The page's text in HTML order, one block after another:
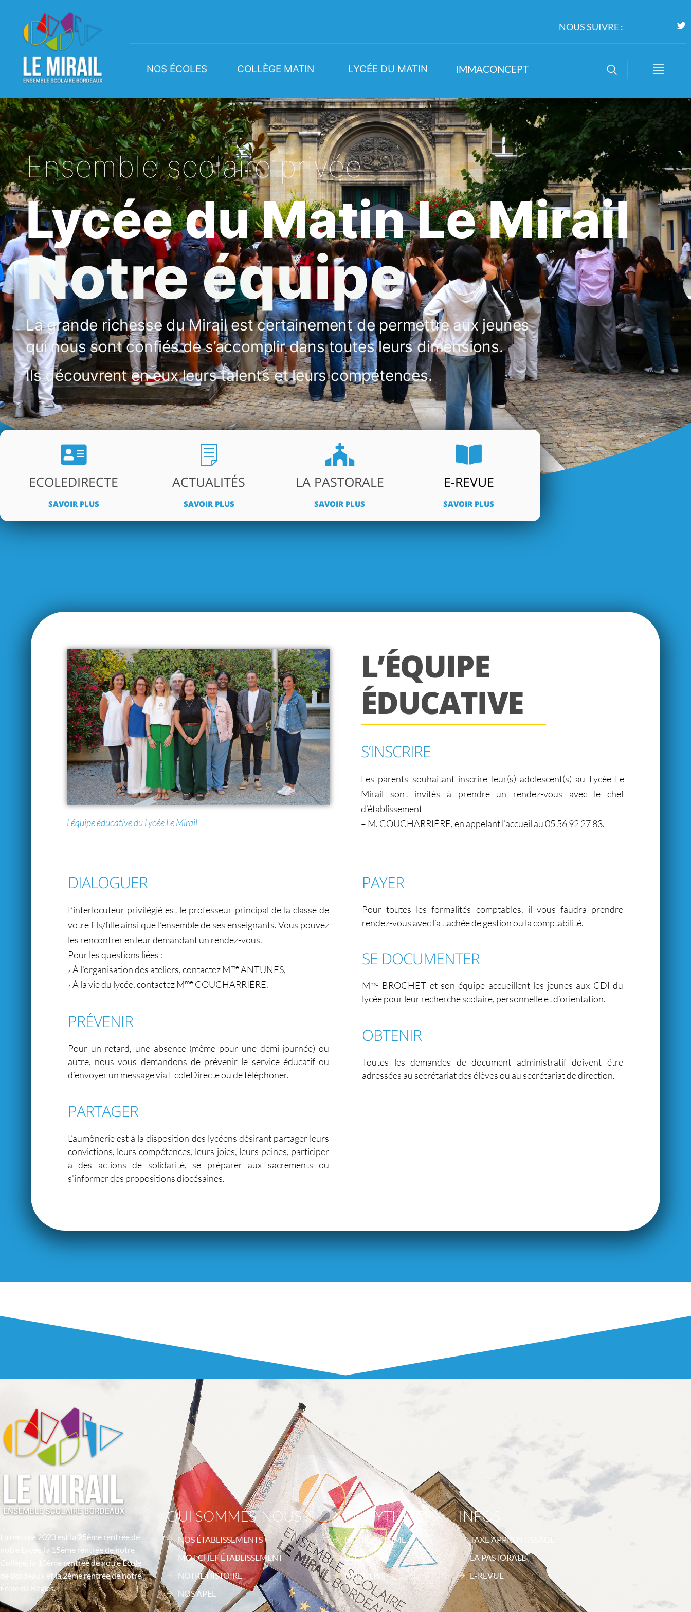
NOUS SUIVRE :
NOS ÉCOLES COLLÈGE MATIN LYCÉE DU MATIN IMMACONCEPT
Ensemble scolaire privée
Lycée du Matin Le Mirail
Notre équipe
La grande richesse du Mirail est certainement de permettre aux jeunes
qui nous sont confiés de s’accomplir dans toutes leurs dimensions.
Ils découvrent en eux leurs talents et leurs compétences.
ECOLEDIRECTE
SAVOIR PLUS
ACTUALITÉS
SAVOIR PLUS
LA PASTORALE
SAVOIR PLUS
E-REVUE
SAVOIR PLUS
L’équipe éducative du Lycée Le Mirail
L’ÉQUIPE
ÉDUCATIVE
S’INSCRIRE
Les parents souhaitant inscrire leur(s) adolescent(s) au Lycée Le
Mirail sont invités à prendre un rendez-vous avec le chef
d’établissement
– M. COUCHARRIÈRE, en appelant l’accueil au 05 56 92 27 83.
DIALOGUER
L’interlocuteur privilégié est le professeur principal de la classe de
votre fils/fille ainsi que l’ensemble de ses enseignants. Vous pouvez
les rencontrer en leur demandant un rendez-vous.
Pour les questions liées :
› À l’organisation des ateliers, contactez Mme ANTUNES,
› À la vie du lycée, contactez Mme COUCHARRIÈRE.
PRÉVENIR
Pour un retard, une absence (même pour une demi-journée) ou
autre, nous vous demandons de prévenir le service éducatif ou
d’envoyer un message via EcoleDirecte ou de téléphoner.
PARTAGER
L’aumônerie est à la disposition des lycéens désirant partager leurs
convictions, leurs compétences, leurs joies, leurs peines, participer
à des actions de solidarité, se préparer aux sacrements ou
s’informer des propositions diocésaines.
PAYER
Pour toutes les formalités comptables, il vous faudra prendre
rendez-vous avec l’attachée de gestion ou la comptabilité.
SE DOCUMENTER
Mme BROCHET et son équipe accueillent les jeunes aux CDI du
lycée pour leur recherche scolaire, personnelle et d’orientation.
OBTENIR
Toutes les demandes de document administratif doivent être
adressées au secrétariat des élèves ou au secrétariat de direction.
La rentrée 2023 est la 25ème rentrée de
notre Lycée, la 15ème rentrée de notre
Collège, la 10ème rentrée de notre École
de Bordeaux et la 2ème rentrée de notre
École de Bègles.
QUI SOMMES-NOUS ?
NOS ÉTABLISSEMENTS
MOT CHEF ÉTABLISSEMENT
NOTRE HISTOIRE
NOS APEL
NOS RYTHMES
NOTRE RYTHME
LE CAP
NOS ULIS
INFOS
TAXE APPRENTISSAGE
LA PASTORALE
E-REVUE